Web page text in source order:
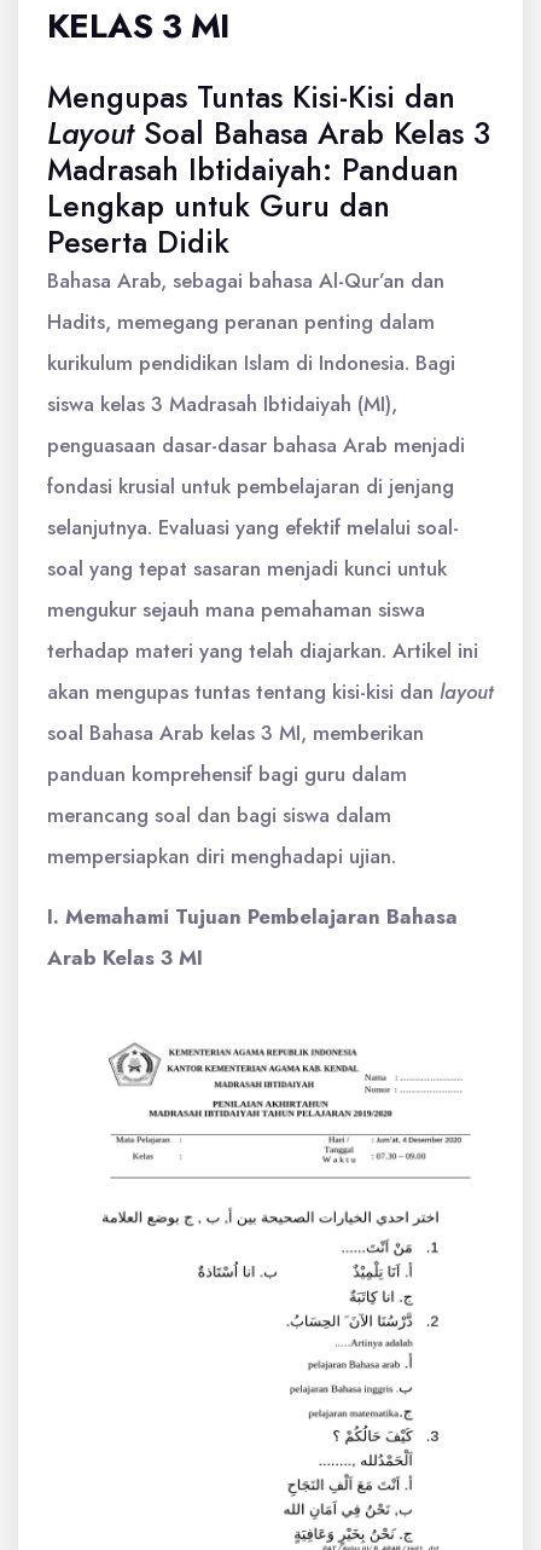
KELAS 3 MI
Mengupas Tuntas Kisi-Kisi dan
LayoutSoal Bahasa Arab Kelas 3
Madrasah Ibtidaiyah: Panduan
Lengkap untuk Guru dan
Peserta Didik
Bahasa Arab, sebagai bahasa Al-Qur’an dan
Hadits, memegang peranan penting dalam
kurikulum pendidikan Islam di Indonesia. Bagi
siswa kelas 3 Madrasah Ibtidaiyah (MI),
penguasaan dasar-dasar bahasa Arab menjadi
fondasi krusial untuk pembelajaran di jenjang
selanjutnya. Evaluasi yang efektif melalui soal-
soal yang tepat sasaran menjadi kunci untuk
mengukur sejauh mana pemahaman siswa
terhadap materi yang telah diajarkan. Artikel ini
akan mengupas tuntas tentang kisi-kisi dan layout
soal Bahasa Arab kelas 3 MI, memberikan
panduan komprehensif bagi guru dalam
merancang soal dan bagi siswa dalam
mempersiapkan diri menghadapi ujian.
I. Memahami Tujuan Pembelajaran Bahasa
Arab Kelas 3 MI